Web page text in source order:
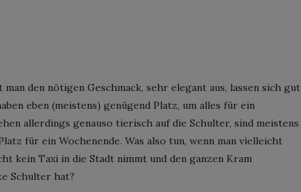
den nötigen Geschmack, sehr elegant aus, lassen sich gut
eben (meistens) genügend Platz, um alles für ein
allerdings genauso tierisch auf die Schulter, sind meistens
für ein Wochenende. Was also tun, wenn man vielleicht
kein Taxi in die Stadt nimmt und den ganzen Kram
Schulter hat?